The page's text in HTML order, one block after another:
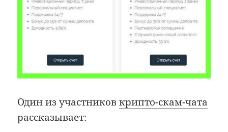
Один из участниковкрипто-скам-чата
рассказывает: